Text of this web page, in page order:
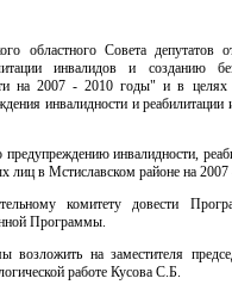
областного Совета
инвалидов и созданию
на 2007 - 2010 годы" и в целях
инвалидности и
инвалидности,
лиц в Мстиславском районе на
комитету довести
Программы.
на заместителя
работе Кусова С.Б.